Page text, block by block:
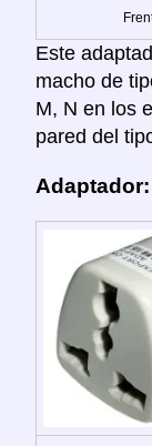
Este
macho de
M, N en los
pared del